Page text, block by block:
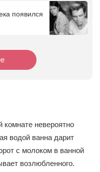
появился
невероятно
водой ванна дарит
с молоком в ванной
возлюбленного.